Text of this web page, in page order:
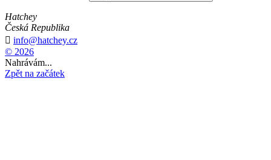
Hatchey
Česká Republika
 info@hatchey.cz
© 2026
Nahrávám...
Zpět na začátek